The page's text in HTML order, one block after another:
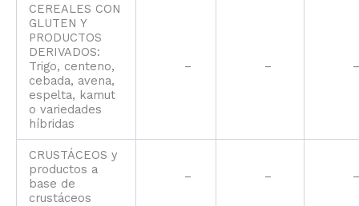
CEREALES CON
GLUTEN Y
PRODUCTOS
DERIVADOS:
Trigo, centeno,
cebada, avena,
espelta, kamut
o variedades
híbridas
– – –
CRUSTÁCEOS y
productos a
base de
crustáceos
– – –